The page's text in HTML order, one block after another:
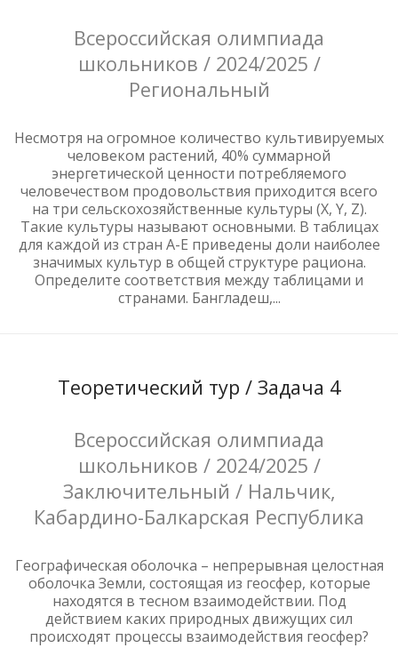
Всероссийская олимпиада
школьников / 2024/2025 /
Региональный
Несмотря на огромное количество культивируемых
человеком растений, 40% суммарной
энергетической ценности потребляемого
человечеством продовольствия приходится всего
на три сельскохозяйственные культуры (X, Y, Z).
Такие культуры называют основными. В таблицах
для каждой из стран А-Е приведены доли наиболее
значимых культур в общей структуре рациона.
Определите соответствия между таблицами и
странами. Бангладеш,...
Теоретический тур / Задача 4
Всероссийская олимпиада
школьников / 2024/2025 /
Заключительный / Нальчик,
Кабардино-Балкарская Республика
Географическая оболочка – непрерывная целостная
оболочка Земли, состоящая из геосфер, которые
находятся в тесном взаимодействии. Под
действием каких природных движущих сил
происходят процессы взаимодействия геосфер?